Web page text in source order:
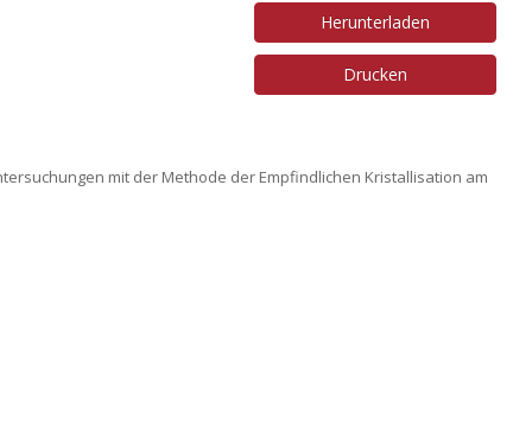
Herunterladen
Drucken
mit der Methode der Empfindlichen Kristallisation am